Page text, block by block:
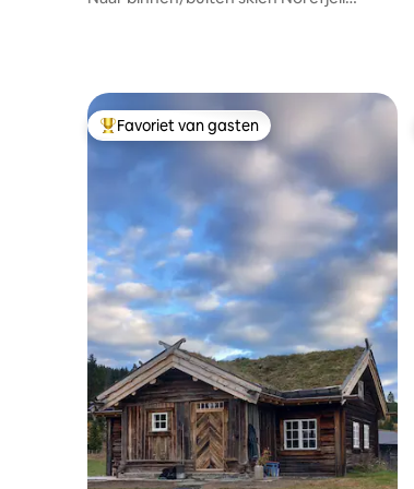
Topfavoriet van gasten
Favoriet van gasten